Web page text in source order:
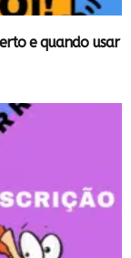
e quando usar